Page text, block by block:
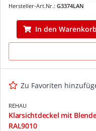
Hersteller-Art.Nr.: G3374LAN
In den Warenkorb
Zu Favoriten
REHAU
Klarsichtdeckel mit
RAL9010